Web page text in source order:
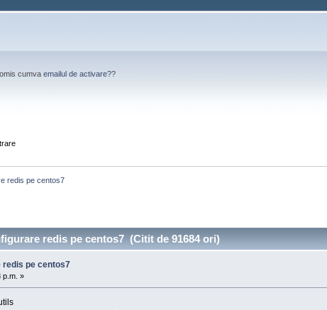
omis cumvaemailul de activare??
redis pe centos7
redis pe centos7 (Citit de 91684 ori)
redis pe centos7
p.m. »